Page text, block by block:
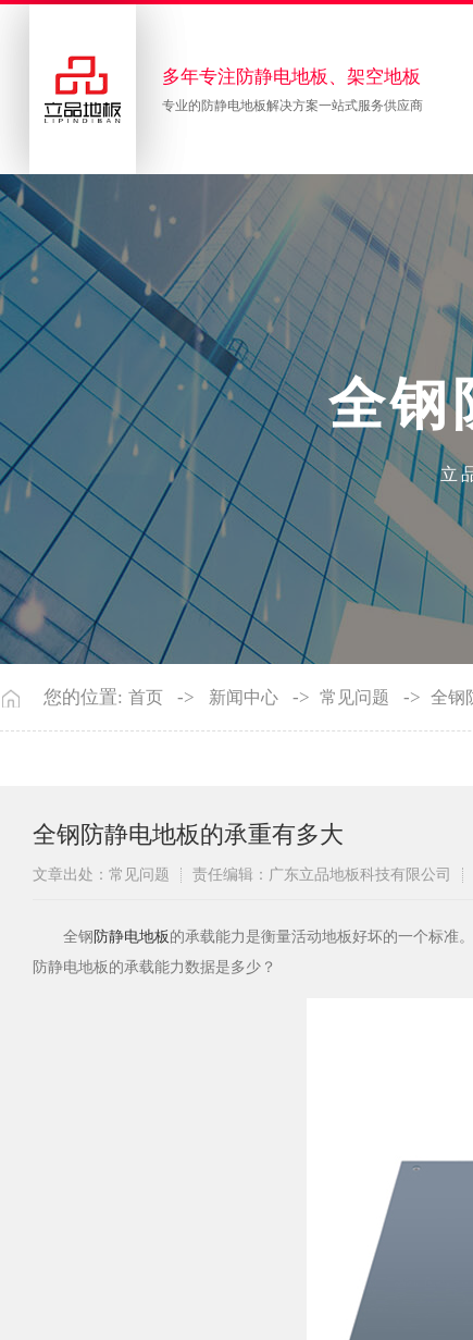
多年专注防静电地板、架空地板
专业的防静电地板解决方案一站式服务供应商
全钢
立
您的位置: 首页 -> 新闻中心 -> 常见问题 -> 全钢
全钢防静电地板的承重有多大
文章出处：常见问题 责任编辑：广东立品地板科技有限公司
​全钢 防静电地板 的承载能力是衡量活动地板好坏的一个标准
防静电地板的承载能力数据是多少？